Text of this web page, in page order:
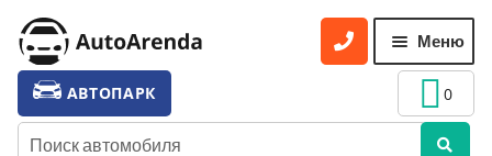
Перейти
к
навигации
Перейти
к
содержимому
Меню
УСЛУГИ
меню
ТАРИФЫ
АВТОПАРК
Искать:
0